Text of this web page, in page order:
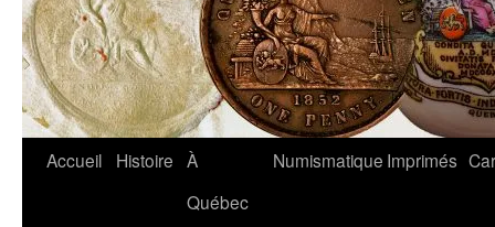
Accueil Histoire À
Québec
Numismatique Imprimés